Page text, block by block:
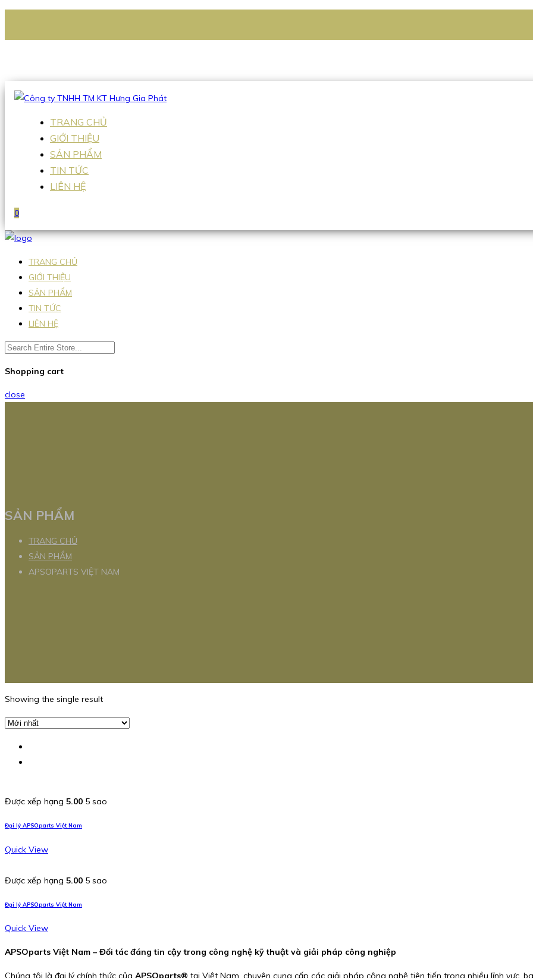
Hotline:0938 336 079
TRANG CHỦ
GIỚI THIỆU
SẢN PHẨM
TIN TỨC
LIÊN HỆ
0
TRANG CHỦ
GIỚI THIỆU
SẢN PHẨM
TIN TỨC
LIÊN HỆ
Shopping cart
close
SẢN PHẨM
TRANG CHỦ
SẢN PHẨM
APSOPARTS VIỆT NAM
Showing the single result
Được xếp hạng 5.00 5 sao
Đại lý APSOparts Việt Nam
Quick View
Được xếp hạng 5.00 5 sao
Đại lý APSOparts Việt Nam
Quick View
APSOparts Việt Nam – Đối tác đáng tin cậy trong công nghệ kỹ thuật và giải pháp công nghiệp